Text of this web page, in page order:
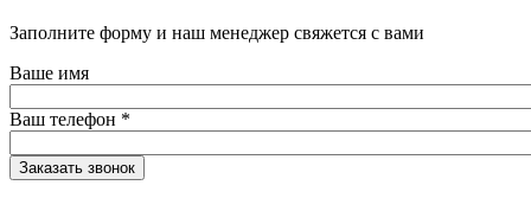
Заполните форму и наш менеджер свяжется с вами
Ваше имя
Ваш телефон *